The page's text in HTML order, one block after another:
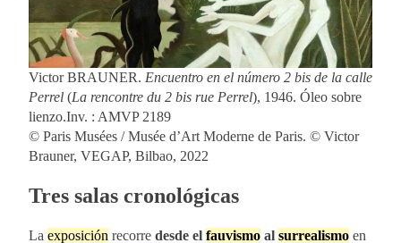
Victor BRAUNER. Encuentro en el número 2 bis de la calle
Perrel (La rencontre du 2 bis rue Perrel), 1946. Óleo sobre
lienzo.Inv. : AMVP 2189
© Paris Musées / Musée d’Art Moderne de Paris. © Victor
Brauner, VEGAP, Bilbao, 2022
Tres salas cronológicas
La exposición recorre desde el fauvismo al surrealismo en